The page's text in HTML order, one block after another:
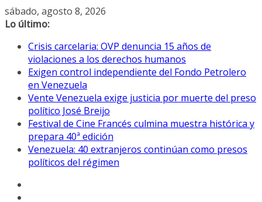
Saltar
al
sábado, agosto 8, 2026
Lo último:
Crisis carcelaria: OVP denuncia 15 años de
violaciones a los derechos humanos
Exigen control independiente del Fondo Petrolero
en Venezuela
Vente Venezuela exige justicia por muerte del preso
político José Breijo
Festival de Cine Francés culmina muestra histórica y
prepara 40ª edición
Venezuela: 40 extranjeros continúan como presos
políticos del régimen